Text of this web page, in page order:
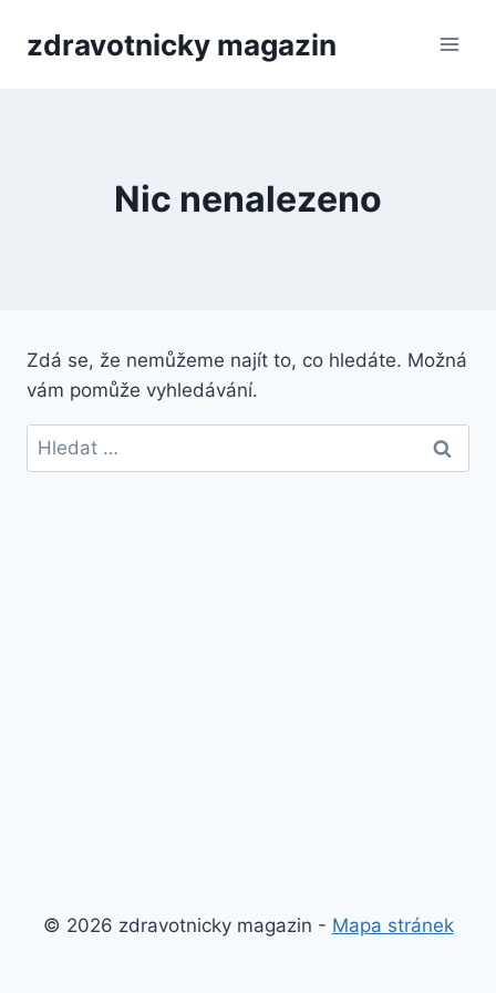
zdravotnicky magazin
Nic nenalezeno
Zdá se, že nemůžeme najít to, co hledáte. Možná
vám pomůže vyhledávání.
Vyhledávání
© 2026 zdravotnicky magazin - Mapa stránek